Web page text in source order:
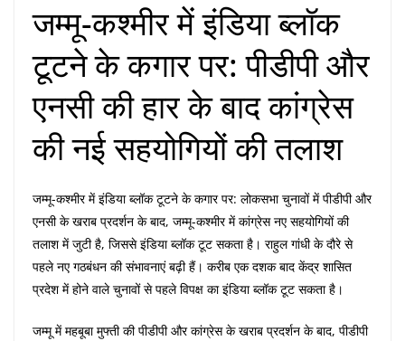
जम्मू-कश्मीर में इंडिया ब्लॉक
टूटने के कगार पर: पीडीपी और
एनसी की हार के बाद कांग्रेस
की नई सहयोगियों की तलाश
जम्मू-कश्मीर में इंडिया ब्लॉक टूटने के कगार पर: लोकसभा चुनावों में पीडीपी और
एनसी के खराब प्रदर्शन के बाद, जम्मू-कश्मीर में कांग्रेस नए सहयोगियों की
तलाश में जुटी है, जिससे इंडिया ब्लॉक टूट सकता है। राहुल गांधी के दौरे से
पहले नए गठबंधन की संभावनाएं बढ़ी हैं। करीब एक दशक बाद केंद्र शासित
प्रदेश में होने वाले चुनावों से पहले विपक्ष का इंडिया ब्लॉक टूट सकता है।
जम्मू में महबूबा मुफ्ती की पीडीपी और कांग्रेस के खराब प्रदर्शन के बाद, पीडीपी